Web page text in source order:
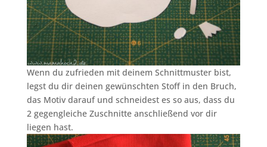
Wenn du zufrieden mit deinem Schnittmuster bist,
legst du dir deinen gewünschten Stoff in den Bruch,
das Motiv darauf und schneidest es so aus, dass du
2 gegengleiche Zuschnitte anschließend vor dir
liegen hast.